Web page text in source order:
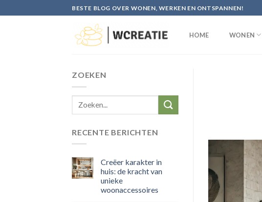
to
BESTE BLOG OVER WONEN, WERKEN EN ONTSPANNEN!
HOME WONEN
ZOEKEN
RECENTE BERICHTEN
Creëer karakter in
huis: de kracht van
unieke
woonaccessoires